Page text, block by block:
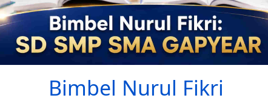
Bimbel Nurul Fikri